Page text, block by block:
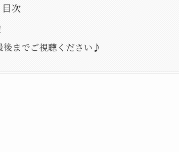
目次
後までご視聴ください♪